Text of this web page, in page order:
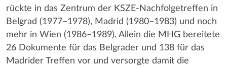
rückte in das Zentrum der KSZE-Nachfolgetreffen in
Belgrad (1977–1978), Madrid (1980–1983) und noch
mehr in Wien (1986–1989). Allein die MHG bereitete
26 Dokumente für das Belgrader und 138 für das
Madrider Treffen vor und versorgte damit die